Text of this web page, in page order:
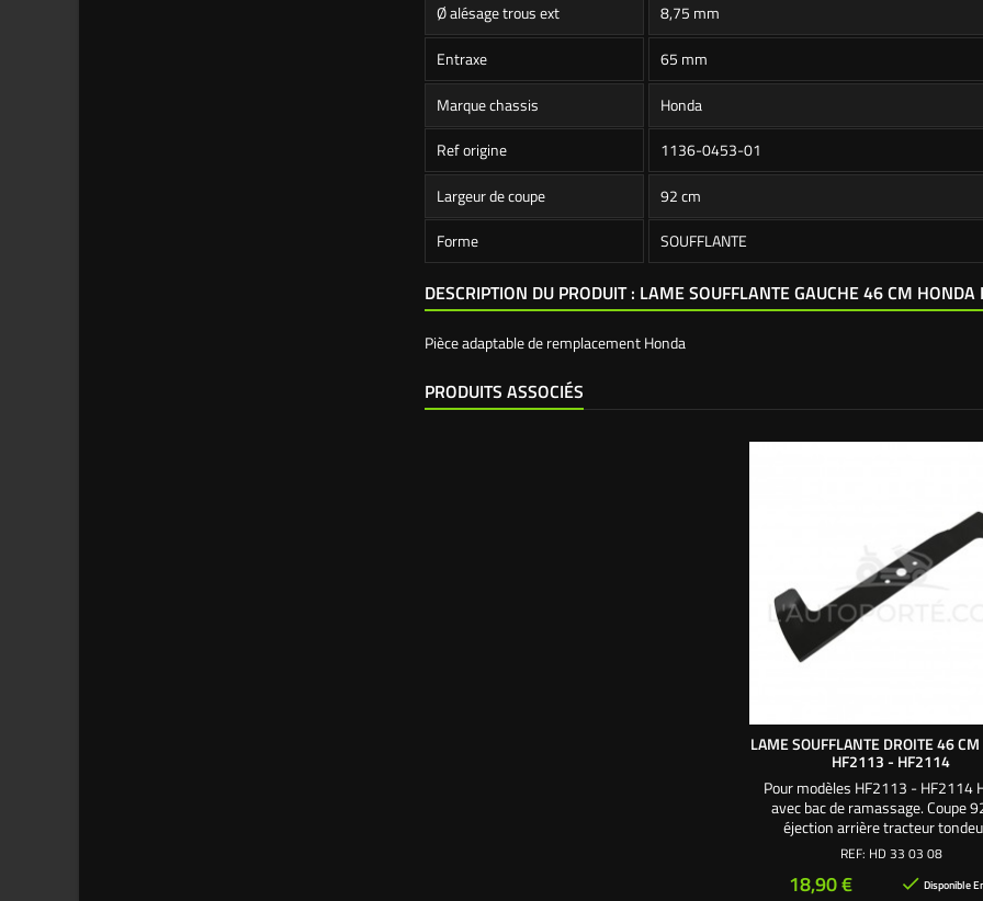
Ø alésage trous ext
8,75 mm
Entraxe
65 mm
Marque chassis
Honda
Ref origine
1136-0453-01
Largeur de coupe
92 cm
Forme
SOUFFLANTE
DESCRIPTION DU PRODUIT : LAME SOUFFLANTE GAUCHE 46 CM
Pièce adaptable de remplacement Honda
PRODUITS ASSOCIÉS
LAME SOUFFLANTE DROITE 46
HF2113 - HF2114
Pour modèles HF2113 - HF2114
avec bac de ramassage. Coupe
éjection arrière tracteur
autoportée. Utilisez avec la lame
REF: HD 33 03 08
Prix
18,90 €  Disponible